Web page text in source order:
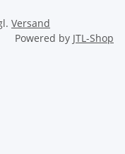
Versand
Powered by JTL-Shop